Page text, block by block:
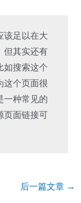
该足以在大
但其实还有
如搜索这个
这个页面很
一种常见的
面链接可
后一篇文章 →